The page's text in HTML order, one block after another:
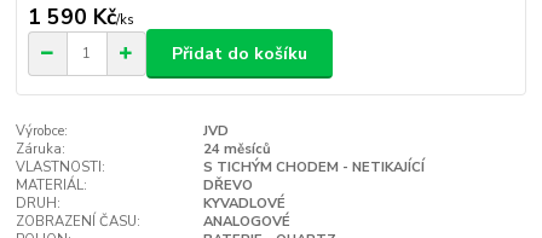
1 590 Kč/ks
Přidat do košíku
Výrobce:
JVD
Záruka:
24 měsíců
VLASTNOSTI:
S TICHÝM CHODEM - NETIKAJÍCÍ
MATERIÁL:
DŘEVO
DRUH:
KYVADLOVÉ
ZOBRAZENÍ ČASU:
ANALOGOVÉ